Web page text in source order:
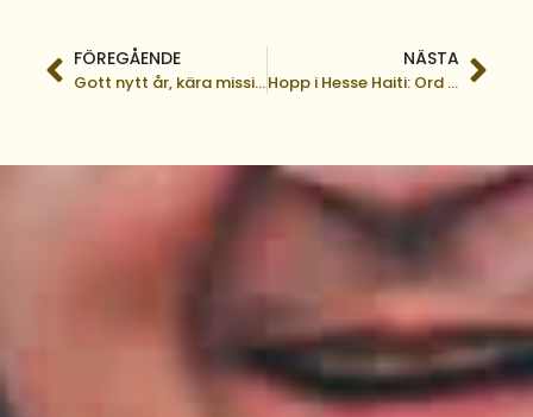
FÖREGÅENDE
Gott nytt år, kära missionsvän!
NÄSTA
Hopp i Hesse Haiti: Ord från Pastor Alexis Ramsais